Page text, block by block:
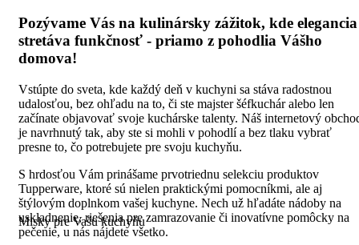
Pozývame Vás na kulinársky zážitok, kde elegancia
stretáva funkčnosť - priamo z pohodlia Vášho
domova!
Vstúpte do sveta, kde každý deň v kuchyni sa stáva radostnou
udalosťou, bez ohľadu na to, či ste majster šéfkuchár alebo len
začínate objavovať svoje kuchárske talenty. Náš internetový
je navrhnutý tak, aby ste si mohli v pohodlí a bez tlaku vybrať
presne to, čo potrebujete pre svoju kuchyňu.
S hrdosťou Vám prinášame prvotriednu selekciu produktov
Tupperware, ktoré sú nielen praktickými pomocníkmi, ale aj
štýlovým doplnkom vašej kuchyne. Nech už hľadáte nádoby na
uskladnenie, riešenia pre zamrazovanie či inovatívne pomôcky na
pečenie, u nás nájdete všetko.
Misky pre Vašu kuchyňu